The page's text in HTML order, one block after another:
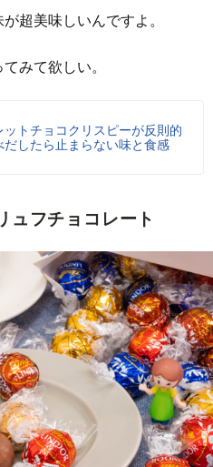
超美味しいんですよ。
みて欲しい。
ットチョコクリスピーが反則的
だしたら止まらない味と食感
ュフチョコレート